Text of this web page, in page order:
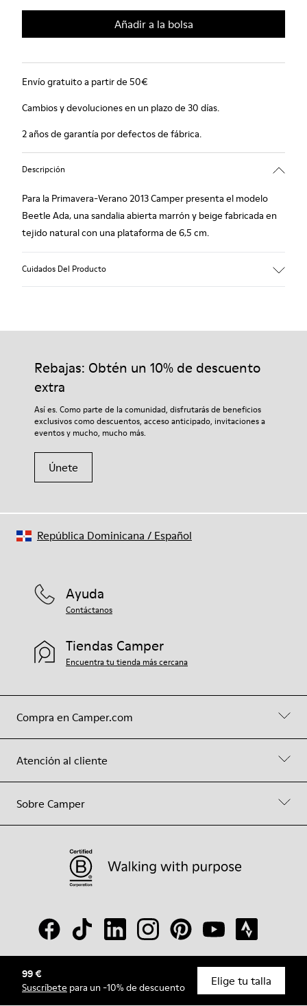
Añadir a la bolsa
99 €
Suscríbete para un -10% de descuento Elige tu talla
Envío gratuito a partir de 50€
Cambios y devoluciones en un plazo de 30 días.
2 años de garantía por defectos de fábrica.
Descripción
Para la Primavera-Verano 2013 Camper presenta el modelo
Beetle Ada, una sandalia abierta marrón y beige fabricada en
tejido natural con una plataforma de 6,5 cm.
Cuidados Del Producto
Nuestros zapatos se han fabricado con materiales de primera
garantizará que duren más tiempo.
Si deseas obtener información detallada sobre cómo cuidar de
tu par, visita nuestraGuía para el cuidado del calzado.
Rebajas: Obtén un 10% de descuento
extra
Así es. Como parte de la comunidad, disfrutarás de beneficios
exclusivos como descuentos, acceso anticipado, invitaciones a
eventos y mucho, mucho más.
Únete
Compra en Camper.com
Atención al cliente
Sobre Camper
Ayuda
Contáctanos
Tiendas Camper
Encuentra tu tienda más cercana
© Camper, 2026
República Dominicana / Español